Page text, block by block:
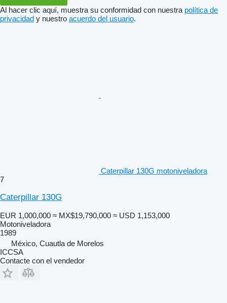
Al hacer clic aquí, muestra su conformidad con nuestra política de
privacidad y nuestro acuerdo del usuario.
Caterpillar 130G motoniveladora
7
Caterpillar 130G
EUR 1,000,000 ≈ MX$19,790,000 ≈ USD 1,153,000
Motoniveladora
1989
México, Cuautla de Morelos
ICCSA
Contacte con el vendedor